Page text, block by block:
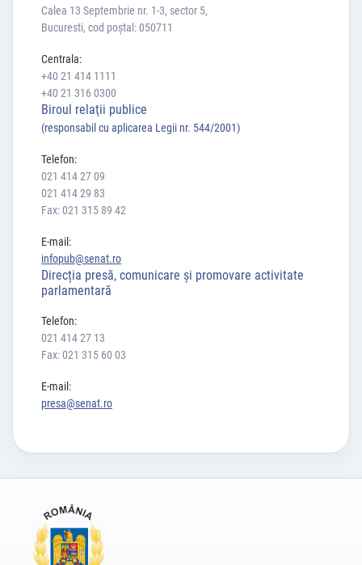
Calea 13 Septembrie nr. 1-3, sector 5,
Bucuresti, cod poștal: 050711
Centrala:
+40 21 414 1111
+40 21 316 0300
Biroul relaţii publice
(responsabil cu aplicarea Legii nr. 544/2001)
Telefon:
021 414 27 09
021 414 29 83
Fax: 021 315 89 42
E-mail:
infopub@senat.ro
Direcția presă, comunicare și promovare activitate
parlamentară
Telefon:
021 414 27 13
Fax: 021 315 60 03
E-mail:
presa@senat.ro